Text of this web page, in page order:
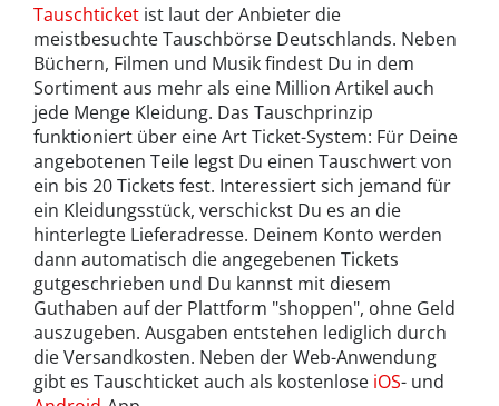
Tauschticket ist laut der Anbieter die
meistbesuchte Tauschbörse Deutschlands. Neben
Büchern, Filmen und Musik findest Du in dem
Sortiment aus mehr als eine Million Artikel auch
jede Menge Kleidung. Das Tauschprinzip
funktioniert über eine Art Ticket-System: Für Deine
angebotenen Teile legst Du einen Tauschwert von
ein bis 20 Tickets fest. Interessiert sich jemand für
ein Kleidungsstück, verschickst Du es an die
hinterlegte Lieferadresse. Deinem Konto werden
dann automatisch die angegebenen Tickets
gutgeschrieben und Du kannst mit diesem
Guthaben auf der Plattform "shoppen", ohne Geld
auszugeben. Ausgaben entstehen lediglich durch
die Versandkosten. Neben der Web-Anwendung
gibt es Tauschticket auch als kostenlose iOS- und